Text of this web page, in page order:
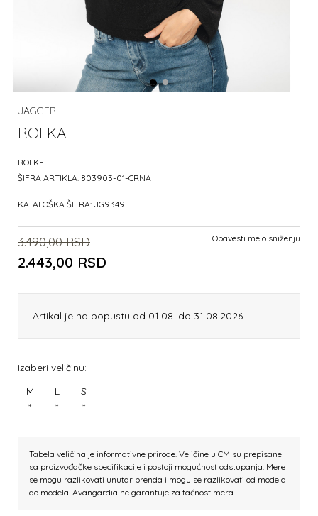
JAGGER
ROLKA
ROLKE
ŠIFRA ARTIKLA: 803903-01-CRNA
KATALOŠKA ŠIFRA: JG9349
3.490,00 RSD
2.443,00 RSD
Obavesti me o sniženju
Artikal je na popustu od 01.08. do 31.08.2026.
Izaberi veličinu:
M
*
L
*
S
*
Tabela veličina je informativne prirode. Veličine u CM su prepisane
sa proizvođačke specifikacije i postoji mogućnost odstupanja. Mere
se mogu razlikovati unutar brenda i mogu se razlikovati od modela
do modela. Avangardia ne garantuje za tačnost mera.